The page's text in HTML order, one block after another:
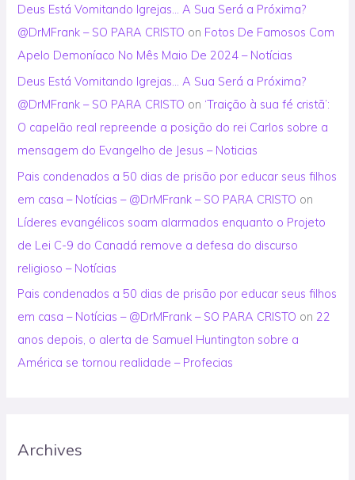
Deus Está Vomitando Igrejas… A Sua Será a Próxima?
@DrMFrank – SO PARA CRISTO on Fotos De Famosos Com
Apelo Demoníaco No Mês Maio De 2024 – Notícias
Deus Está Vomitando Igrejas… A Sua Será a Próxima?
@DrMFrank – SO PARA CRISTO on ‘Traição à sua fé cristã’:
O capelão real repreende a posição do rei Carlos sobre a
mensagem do Evangelho de Jesus – Noticias
Pais condenados a 50 dias de prisão por educar seus filhos
em casa – Notícias – @DrMFrank – SO PARA CRISTO on
Líderes evangélicos soam alarmados enquanto o Projeto
de Lei C-9 do Canadá remove a defesa do discurso
religioso – Notícias
Pais condenados a 50 dias de prisão por educar seus filhos
em casa – Notícias – @DrMFrank – SO PARA CRISTO on 22
anos depois, o alerta de Samuel Huntington sobre a
América se tornou realidade – Profecias
Archives